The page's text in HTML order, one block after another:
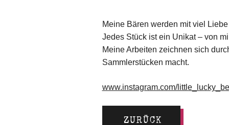
Meine Bären werden mit viel
Jedes Stück ist ein Unikat – von
Meine Arbeiten zeichnen sich
Sammlerstücken macht.
www.instagram.com/
ZURÜCK